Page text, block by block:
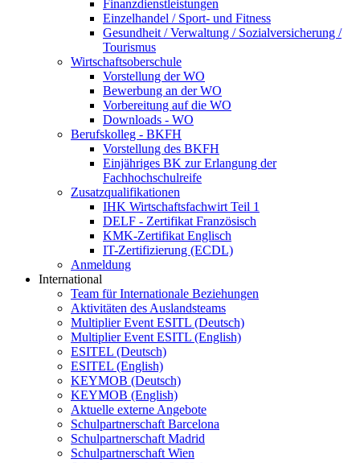
Finanzdienstleistungen
Einzelhandel / Sport- und Fitness
Gesundheit / Verwaltung / Sozialversicherung /
Tourismus
Wirtschaftsoberschule
Vorstellung der WO
Bewerbung an der WO
Vorbereitung auf die WO
Downloads - WO
Berufskolleg - BKFH
Vorstellung des BKFH
Einjähriges BK zur Erlangung der
Fachhochschulreife
Zusatzqualifikationen
IHK Wirtschaftsfachwirt Teil 1
DELF - Zertifikat Französisch
KMK-Zertifikat Englisch
IT-Zertifizierung (ECDL)
Anmeldung
International
Team für Internationale Beziehungen
Aktivitäten des Auslandsteams
Multiplier Event ESITL (Deutsch)
Multiplier Event ESITL (English)
ESITEL (Deutsch)
ESITEL (English)
KEYMOB (Deutsch)
KEYMOB (English)
Aktuelle externe Angebote
Schulpartnerschaft Barcelona
Schulpartnerschaft Madrid
Schulpartnerschaft Wien